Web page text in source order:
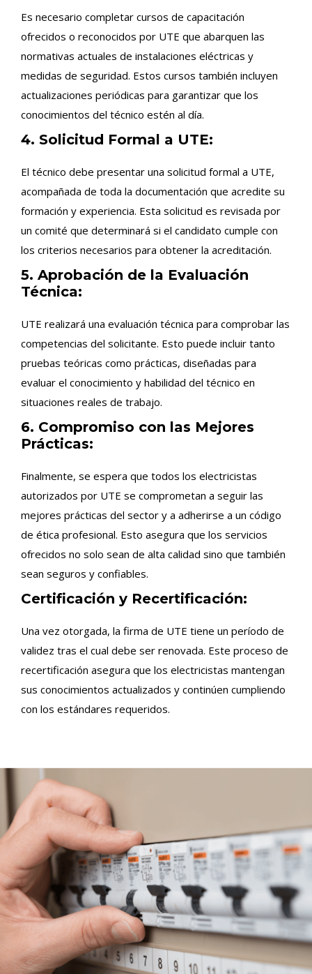
Es necesario completar cursos de capacitación
ofrecidos o reconocidos por UTE que abarquen las
normativas actuales de instalaciones eléctricas y
medidas de seguridad. Estos cursos también incluyen
actualizaciones periódicas para garantizar que los
conocimientos del técnico estén al día.
4. Solicitud Formal a UTE:
El técnico debe presentar una solicitud formal a UTE,
acompañada de toda la documentación que acredite su
formación y experiencia. Esta solicitud es revisada por
un comité que determinará si el candidato cumple con
los criterios necesarios para obtener la acreditación.
5. Aprobación de la Evaluación
Técnica:
UTE realizará una evaluación técnica para comprobar las
competencias del solicitante. Esto puede incluir tanto
pruebas teóricas como prácticas, diseñadas para
evaluar el conocimiento y habilidad del técnico en
situaciones reales de trabajo.
6. Compromiso con las Mejores
Prácticas:
Finalmente, se espera que todos los electricistas
autorizados por UTE se comprometan a seguir las
mejores prácticas del sector y a adherirse a un código
de ética profesional. Esto asegura que los servicios
ofrecidos no solo sean de alta calidad sino que también
sean seguros y confiables.
Certificación y Recertificación:
Una vez otorgada, la firma de UTE tiene un período de
validez tras el cual debe ser renovada. Este proceso de
recertificación asegura que los electricistas mantengan
sus conocimientos actualizados y continúen cumpliendo
con los estándares requeridos.